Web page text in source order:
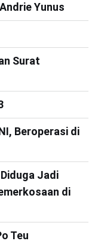
Yunus
Surat
Beroperasi di
Jadi
di
Teu